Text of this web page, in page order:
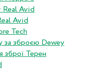
Real Avid
Avid
Tech
за зброєю Dewey
зброї Терен